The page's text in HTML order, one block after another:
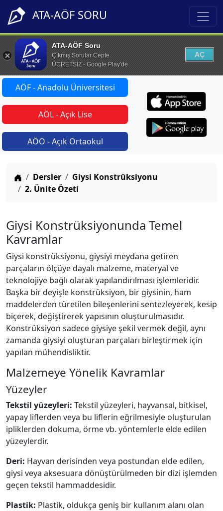
ATA-AÖF SORU
ATA-AÖF Soru
Çıkmış Sorular Cepte
ÜCRETSİZ - Google Play'de
AÇ
AÖF - Anadolu Üniversitesi
AÖL - Açık Lise
AÖO - Açık Ortaokul
Anasayfa
Dersler
Giysi Konstrüksiyonu
2. Ünite Özeti
Giysi Konstrüksiyonunda Temel
Kavramlar
Giysi konstrüksiyonu, giysiyi meydana getiren
parçaların ölçüye dayalı malzeme, materyal ve
teknolojiye bağlı olarak yapılandırılması işlemleridir.
Başka bir deyişle konstrüksiyon, bir giysinin, ham
maddelerden türetilen bileşenlerini sentezleyerek, kesip
biçerek, değiştirerek yapısının oluşturulmasıdır.
Konstrüksiyon sadece giysiye şekil vermek değil, aynı
zamanda giysiyi oluşturan parçaları birleştirmek için
yapılan mühendisliktir.
Malzemeye Yönelik Kavramlar
Yüzeyler
Tekstil yüzeyleri: Tekstil yüzeyleri, hayvansal, bitkisel,
yapay liflerden veya bu liflerin eğrilmesiyle oluşturulan
ipliklerden dokuma, örme vb. yöntemlerle elde edilen
yüzeylerdir.
Deri: Hayvan derisinden veya postundan elde edilen,
giysi veya aksesuara dönüştürülmeden bir dizi işlemden
geçen tekstil hammaddesidir.
Plastik: Plastik, oldukça geniş bir kullanım alanı olan